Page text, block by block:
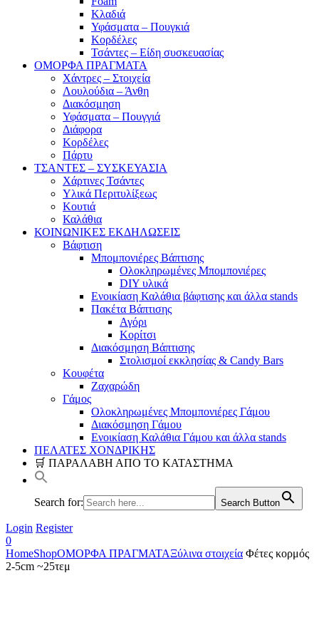
Κλαδιά
Υφάσματα – Πουγκιά
Κορδέλες
Τσάντες – Είδη συσκευασίας
ΟΜΟΡΦΑ ΠΡΑΓΜΑΤΑ
Χάντρες – Στοιχεία
Λουλούδια – Άνθη
Διακόσμηση
Υφάσματα – Πουγγιά
Διάφορα
Κορδέλες
Πάρτυ
ΤΣΑΝΤΕΣ – ΣΥΣΚΕΥΑΣΙΑ
Χάρτινες Τσάντες
Υλικά Περιτυλίξεως
Κουτιά
Καλάθια
ΚΟΙΝΩΝΙΚΕΣ ΕΚΔΗΛΩΣΕΙΣ
Βάφτιση
Μπομπονιέρες Βάπτισης
Ολοκληρωμένες Μπομπονιέρες
DIY υλικά
Ενοικίαση Καλάθια βάφτισης και άλλα stands
Πακέτα Βάπτισης
Αγόρι
Κορίτσι
Διακόσμηση Βάπτισης
Στολισμοί εκκλησίας & Candy Bars
Κουφέτα
Ζαχαρώδη
Γάμος
Ολοκληρωμένες Μπομπονιέρες Γάμου
Διακόσμηση Γάμου
Ενοικίαση Καλάθια Γάμου και άλλα stands
ΠΕΛΑΤΕΣ ΧΟΝΔΡΙΚΗΣ
🛒 ΠΑΡΑΛΑΒΗ ΑΠΟ ΤΟ ΚΑΤΑΣΤΗΜΑ
Search for: Search Button
Login Register
0
HomeShopΟΜΟΡΦΑ ΠΡΑΓΜΑΤΑΞύλινα στοιχεία Φέτες κορμός
2-5cm ~25τεμ